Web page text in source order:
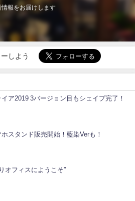
情報をお届けします
しよう
KUKUアライア2019 3バージョン目もシェイプ完了！
ホスタンド販売開始！藍染Verも！
オフィスにようこそ”